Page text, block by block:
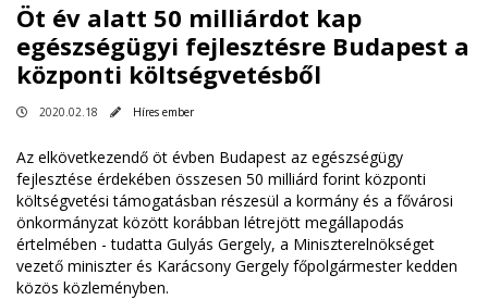
Öt év alatt 50 milliárdot kap
egészségügyi fejlesztésre Budapest a
központi költségvetésből
2020.02.18 Híres ember
Az elkövetkezendő öt évben Budapest az egészségügy
fejlesztése érdekében összesen 50 milliárd forint központi
költségvetési támogatásban részesül a kormány és a fővárosi
önkormányzat között korábban létrejött megállapodás
értelmében - tudatta Gulyás Gergely, a Miniszterelnökséget
vezető miniszter és Karácsony Gergely főpolgármester kedden
közös közleményben.